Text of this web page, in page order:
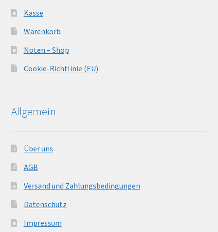
Kasse
Warenkorb
Noten – Shop
Cookie-Richtlinie (EU)
Allgemein
Über uns
AGB
Versand und Zahlungsbedingungen
Datenschutz
Impressum